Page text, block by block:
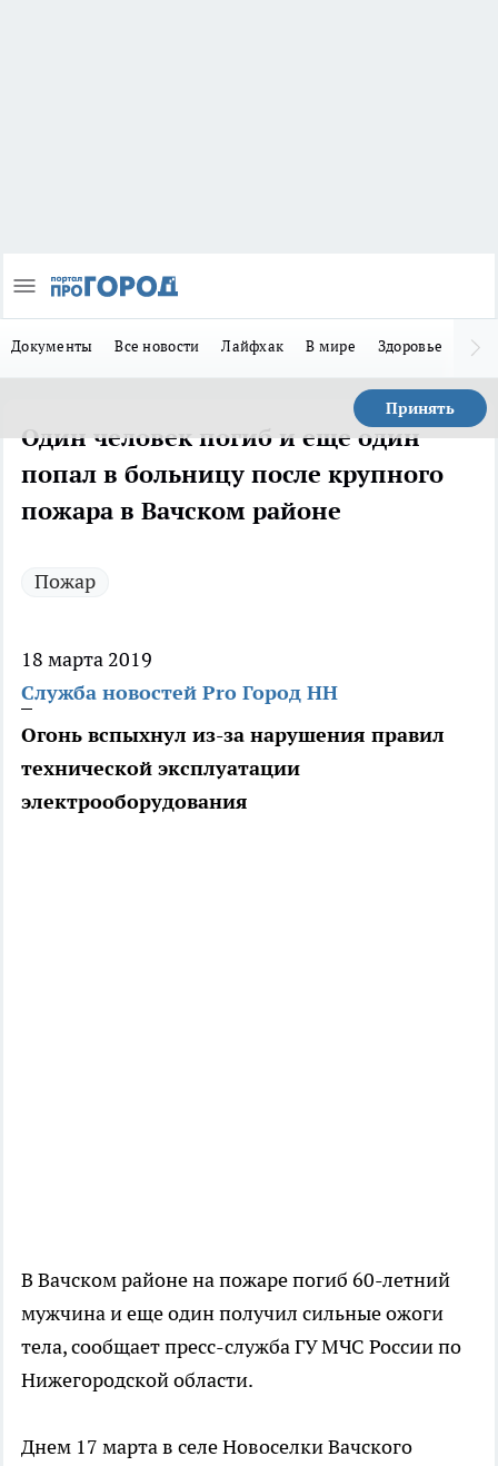
Документы Все новости Лайфхак В мире Здоровье
Принять
Один человек погиб и еще один
попал в больницу после крупного
пожара в Вачском районе
Пожар
18 марта 2019
Служба новостей Pro Город НН
Огонь вспыхнул из-за нарушения правил
технической эксплуатации
электрооборудования
В Вачском районе на пожаре погиб 60-летний
мужчина и еще один получил сильные ожоги
тела, сообщает пресс-служба ГУ МЧС России по
Нижегородской области.
Днем 17 марта в селе Новоселки Вачского